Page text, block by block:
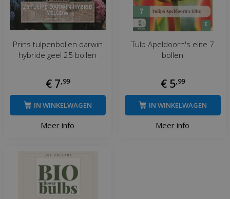
Prins tulpenbollen darwin
hybride geel 25 bollen
€ 7,99
Meer info
IN WINKELWAGEN
Tulp Apeldoorn's elite 7
bollen
€ 5,99
Meer info
IN WINKELWAGEN